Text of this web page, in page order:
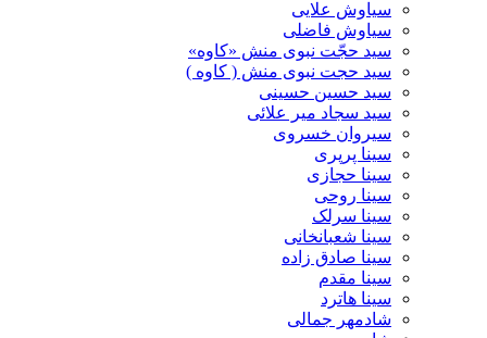
سیاوش علایی
سیاوش فاضلی
سید حجّت نبوی منش «کاوه»
سید حجت نبوی منش ( کاوه )
سید حسین حسینى
سید سجاد میر علائی
سیروان خسروی
سینا پرپری
سینا حجازی
سینا روحی
سینا سرلک
سینا شعبانخانی
سینا صادق زاده
سینا مقدم
سینا هاترد
شادمهر جمالی